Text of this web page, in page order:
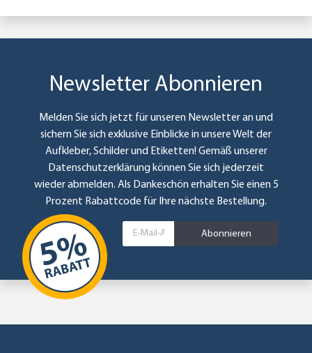
Newsletter Abonnieren
Melden Sie sich jetzt für unseren Newsletter an und
sichern Sie sich exklusive Einblicke in unsere Welt der
Aufkleber, Schilder und Etiketten! Gemäß unserer
Datenschutzerklärung können Sie sich jederzeit
wieder abmelden. Als Dankeschön erhalten Sie einen 5
Prozent Rabattcode für Ihre nächste Bestellung.
Abonnieren